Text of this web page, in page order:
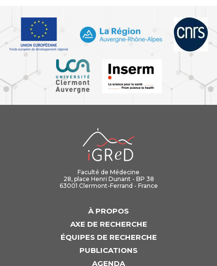
Faculté de Médecine
28, place Henri Dunant - BP 38
63001 Clermont-Ferrand - France
À PROPOS
AXE DE RECHERCHE
ÉQUIPES DE RECHERCHE
PUBLICATIONS
AGENDA